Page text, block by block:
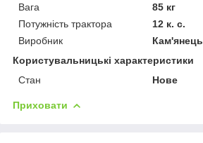
Вага
85 кг
Потужність трактора
12 к. с.
Виробник
Кам'янець
Користувальницькі характеристики
Стан
Нове
Приховати